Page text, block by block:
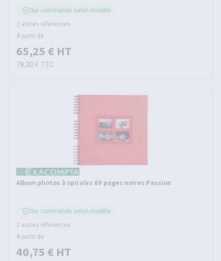
Sur commande selon modèle
2 autres références
À partir de
65,25 € HT
78,30 € TTC
Album photos à spirales 60 pages noires Passion
Sur commande selon modèle
2 autres références
À partir de
40,75 € HT